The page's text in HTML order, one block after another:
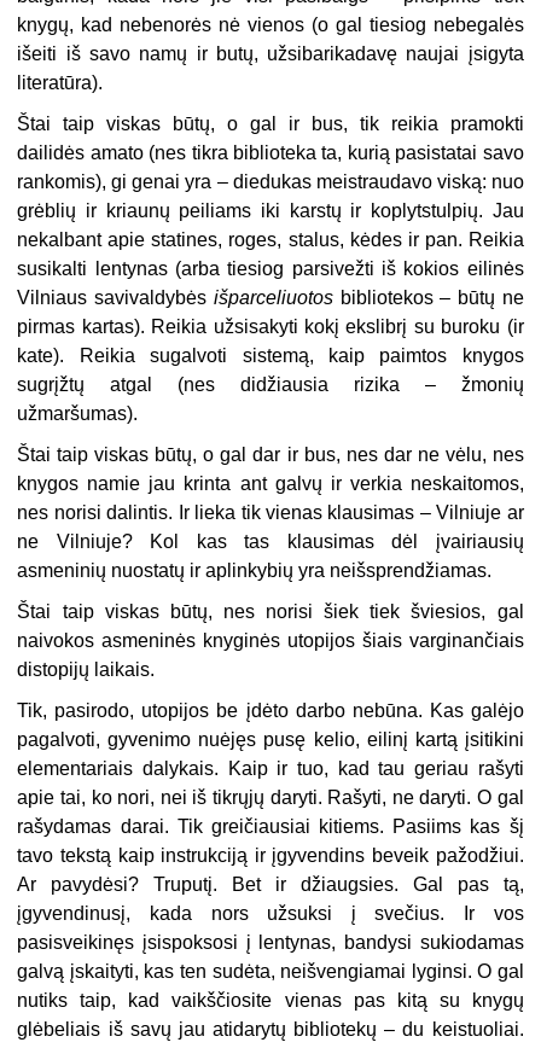
knygų, kad nebenorės nė vienos (o gal tiesiog nebegalės
išeiti iš savo namų ir butų, užsibarikadavę naujai įsigyta
literatūra).
Štai taip viskas būtų, o gal ir bus, tik reikia pramokti
dailidės amato (nes tikra biblioteka ta, kurią pasistatai savo
rankomis), gi genai yra – diedukas meistraudavo viską: nuo
grėblių ir kriaunų peiliams iki karstų ir koplytstulpių. Jau
nekalbant apie statines, roges, stalus, kėdes ir pan. Reikia
susikalti lentynas (arba tiesiog parsivežti iš kokios eilinės
Vilniaus savivaldybės išparceliuotosbibliotekos – būtų ne
pirmas kartas). Reikia užsisakyti kokį ekslibrį su buroku (ir
kate). Reikia sugalvoti sistemą, kaip paimtos knygos
sugrįžtų atgal (nes didžiausia rizika – žmonių
užmaršumas).
Štai taip viskas būtų, o gal dar ir bus, nes dar ne vėlu, nes
knygos namie jau krinta ant galvų ir verkia neskaitomos,
nes norisi dalintis. Ir lieka tik vienas klausimas – Vilniuje ar
ne Vilniuje? Kol kas tas klausimas dėl įvairiausių
asmeninių nuostatų ir aplinkybių yra neišsprendžiamas.
Štai taip viskas būtų, nes norisi šiek tiek šviesios, gal
naivokos asmeninės knyginės utopijos šiais varginančiais
distopijų laikais.
Tik, pasirodo, utopijos be įdėto darbo nebūna. Kas galėjo
pagalvoti, gyvenimo nuėjęs pusę kelio, eilinį kartą įsitikini
elementariais dalykais. Kaip ir tuo, kad tau geriau rašyti
apie tai, ko nori, nei iš tikrųjų daryti. Rašyti, ne daryti. O gal
rašydamas darai. Tik greičiausiai kitiems. Pasiims kas šį
tavo tekstą kaip instrukciją ir įgyvendins beveik pažodžiui.
Ar pavydėsi? Truputį. Bet ir džiaugsies. Gal pas tą,
įgyvendinusį, kada nors užsuksi į svečius. Ir vos
pasisveikinęs įsispoksosi į lentynas, bandysi sukiodamas
galvą įskaityti, kas ten sudėta, neišvengiamai lyginsi. O gal
nutiks taip, kad vaikščiosite vienas pas kitą su knygų
glėbeliais iš savų jau atidarytų bibliotekų – du keistuoliai.